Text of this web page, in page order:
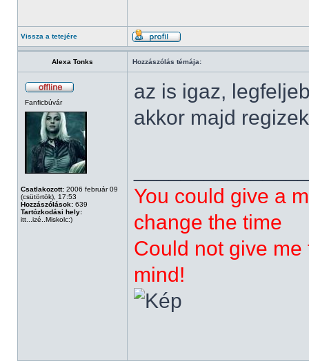
Vissza a tetejére
Alexa Tonks Hozzászólás témája:
Fanficbúvár
Csatlakozott: 2006 február 09
(csütörtök), 17:53
Hozzászólások: 639
Tartózkodási hely:
itt...izé..Miskolc:)
az is igaz,
akkor majd
You could give a
change the time
Could not give
mind!